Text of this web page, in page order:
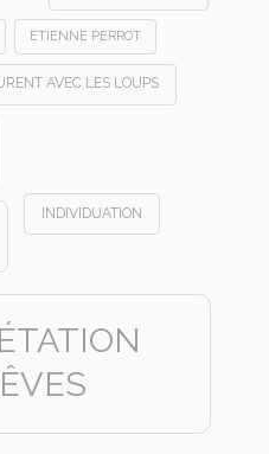
ETIENNE PERROT
AVEC LES LOUPS
INDIVIDUATION